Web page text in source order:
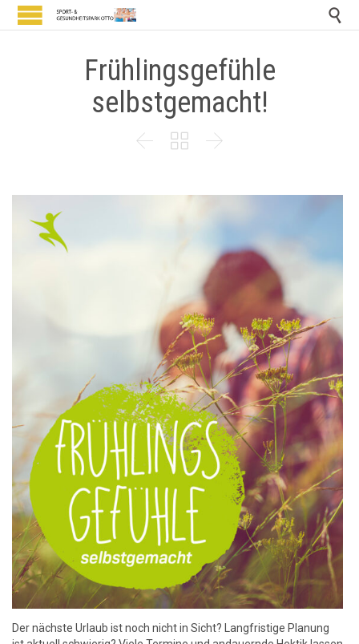

Frühlingsgefühle
selbstgemacht!
  
Der nächste Urlaub ist noch nicht in Sicht? Langfristige Planung